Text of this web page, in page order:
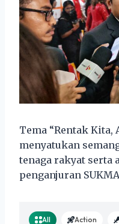
Tema “Rentak
menyatukan
tenaga rakyat serta
penganjuran